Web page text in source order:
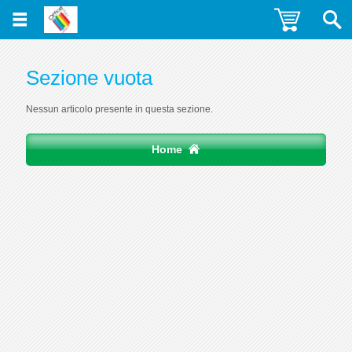
Sezione vuota
Nessun articolo presente in questa sezione.
Home